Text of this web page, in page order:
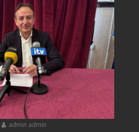
admin admin